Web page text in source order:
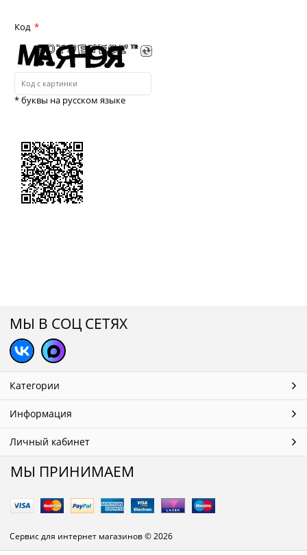
Код
* буквы на русском языке
МЫ В СОЦ СЕТЯХ
Категории
Информация
Личный кабинет
МЫ ПРИНИМАЕМ
Сервис для интернет магазинов© 2026